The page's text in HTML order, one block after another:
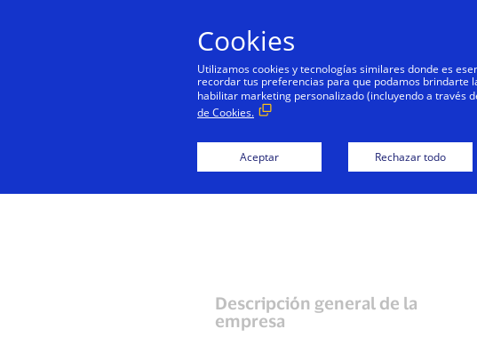
Descripción general de la
empresa
Cookies
Utilizamos cookies y tecnologías similares donde es
recordar tus preferencias para que podamos brindarte
habilitar marketing personalizado (incluyendo a través
de Cookies.
Aceptar Rechazar todo